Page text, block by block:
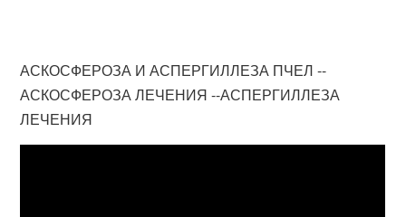
АСКОСФЕРОЗА И АСПЕРГИЛЛЕЗА ПЧЕЛ --
АСКОСФЕРОЗА ЛЕЧЕНИЯ --АСПЕРГИЛЛЕЗА
ЛЕЧЕНИЯ